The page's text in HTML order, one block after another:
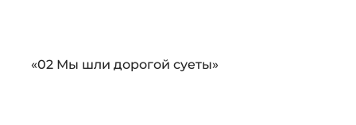
Audio
«02 Мы шли дорогой суеты»